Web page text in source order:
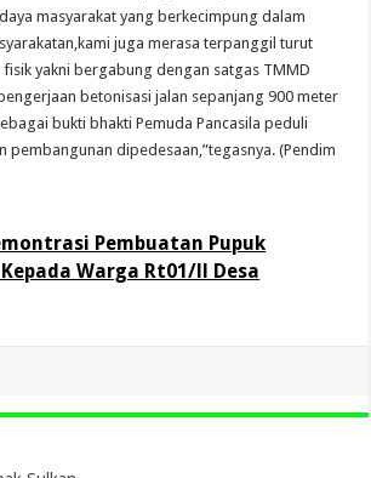
masyarakat yang berkecimpung dalam
juga merasa terpanggil turut
yakni bergabung dengan satgas TMMD
betonisasi jalan sepanjang 900 meter
bukti bhakti Pemuda Pancasila peduli
pembangunan dipedesaan,”tegasnya. (Pendim
Pembuatan Pupuk
Warga Rt01/ll Desa